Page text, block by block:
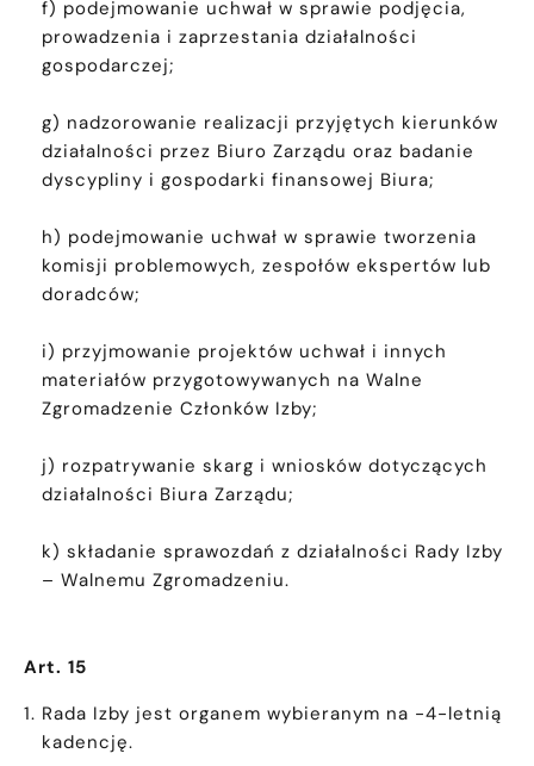
f) podejmowanie uchwał w sprawie podjęcia,
prowadzenia i zaprzestania działalności
gospodarczej;
g) nadzorowanie realizacji przyjętych kierunków
działalności przez Biuro Zarządu oraz badanie
dyscypliny i gospodarki finansowej Biura;
h) podejmowanie uchwał w sprawie tworzenia
komisji problemowych, zespołów ekspertów lub
doradców;
i) przyjmowanie projektów uchwał i innych
materiałów przygotowywanych na Walne
Zgromadzenie Członków Izby;
j) rozpatrywanie skarg i wniosków dotyczących
działalności Biura Zarządu;
k) składanie sprawozdań z działalności Rady Izby
– Walnemu Zgromadzeniu.
Art. 15
Rada Izby jest organem wybieranym na -4-letnią
kadencję.